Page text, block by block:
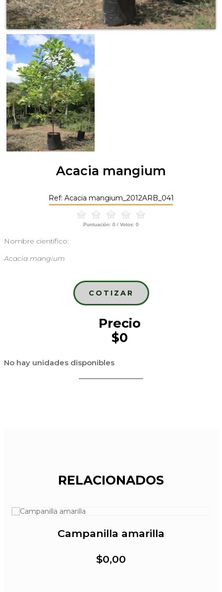
Acacia mangium
Ref: Acacia mangium_2012ARB_041
Puntuación: 0 / Votos: 0
Nombre científico:
Acacia mangium
COTIZAR
Precio
$0
No hay unidades disponibles
RELACIONADOS
Campanilla amarilla
$0,00